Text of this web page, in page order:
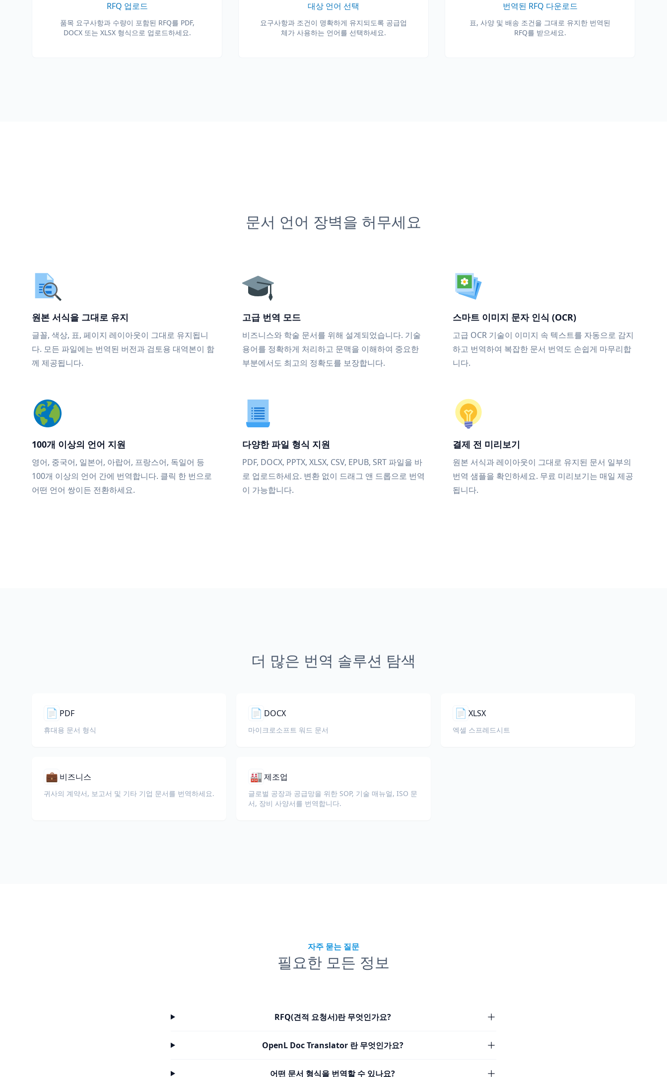
RFQ 업로드
품목 요구사항과 수량이 포함된 RFQ를 PDF,
DOCX 또는 XLSX 형식으로 업로드하세요.
대상 언어 선택
요구사항과 조건이 명확하게 유지되도록 공급업
체가 사용하는 언어를 선택하세요.
번역된 RFQ 다운로드
표, 사양 및 배송 조건을 그대로 유지한 번역된
RFQ를 받으세요.
문서 언어 장벽을 허무세요
원본 서식을 그대로 유지
글꼴, 색상, 표, 페이지 레이아웃이 그대로 유지됩니
다. 모든 파일에는 번역된 버전과 검토용 대역본이 함
께 제공됩니다.
고급 번역 모드
비즈니스와 학술 문서를 위해 설계되었습니다. 기술
용어를 정확하게 처리하고 문맥을 이해하여 중요한
부분에서도 최고의 정확도를 보장합니다.
스마트 이미지 문자 인식 (OCR)
고급 OCR 기술이 이미지 속 텍스트를 자동으로 감지
하고 번역하여 복잡한 문서 번역도 손쉽게 마무리합
니다.
100개 이상의 언어 지원
영어, 중국어, 일본어, 아랍어, 프랑스어, 독일어 등
100개 이상의 언어 간에 번역합니다. 클릭 한 번으로
어떤 언어 쌍이든 전환하세요.
다양한 파일 형식 지원
PDF, DOCX, PPTX, XLSX, CSV, EPUB, SRT 파일을 바
로 업로드하세요. 변환 없이 드래그 앤 드롭으로 번역
이 가능합니다.
결제 전 미리보기
원본 서식과 레이아웃이 그대로 유지된 문서 일부의
번역 샘플을 확인하세요. 무료 미리보기는 매일 제공
됩니다.
더 많은 번역 솔루션 탐색
📄 PDF
휴대용 문서 형식
📄 DOCX
마이크로소프트 워드 문서
📄 XLSX
엑셀 스프레드시트
💼 비즈니스
귀사의 계약서, 보고서 및 기타 기업 문서를 번역하세요.
🏭제조업
글로벌 공장과 공급망을 위한 SOP, 기술 매뉴얼, ISO 문
서, 장비 사양서를 번역합니다.
자주 묻는 질문
필요한 모든 정보
RFQ(견적 요청서)란 무엇인가요?
OpenL Doc Translator 란 무엇인가요?
어떤 문서 형식을 번역할 수 있나요?